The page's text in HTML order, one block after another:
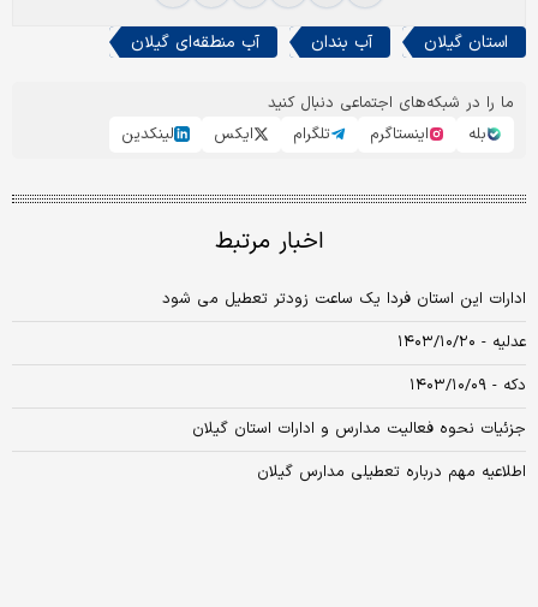
استان گیلان آب بندان آب منطقه‌‌‌‌ای گیلان
ما را در شبکه‌های اجتماعی دنبال کنید
بله
اینستاگرم تلگرام ایکس لینکدین
اخبار مرتبط
ادارات این استان فردا یک ساعت زودتر تعطیل می شود
عدلیه - ۱۴۰۳/۱۰/۲۰
دکه - ۱۴۰۳/۱۰/۰۹
جزئیات نحوه فعالیت مدارس و ادارات استان گیلان
اطلاعیه مهم درباره تعطیلی مدارس گیلان